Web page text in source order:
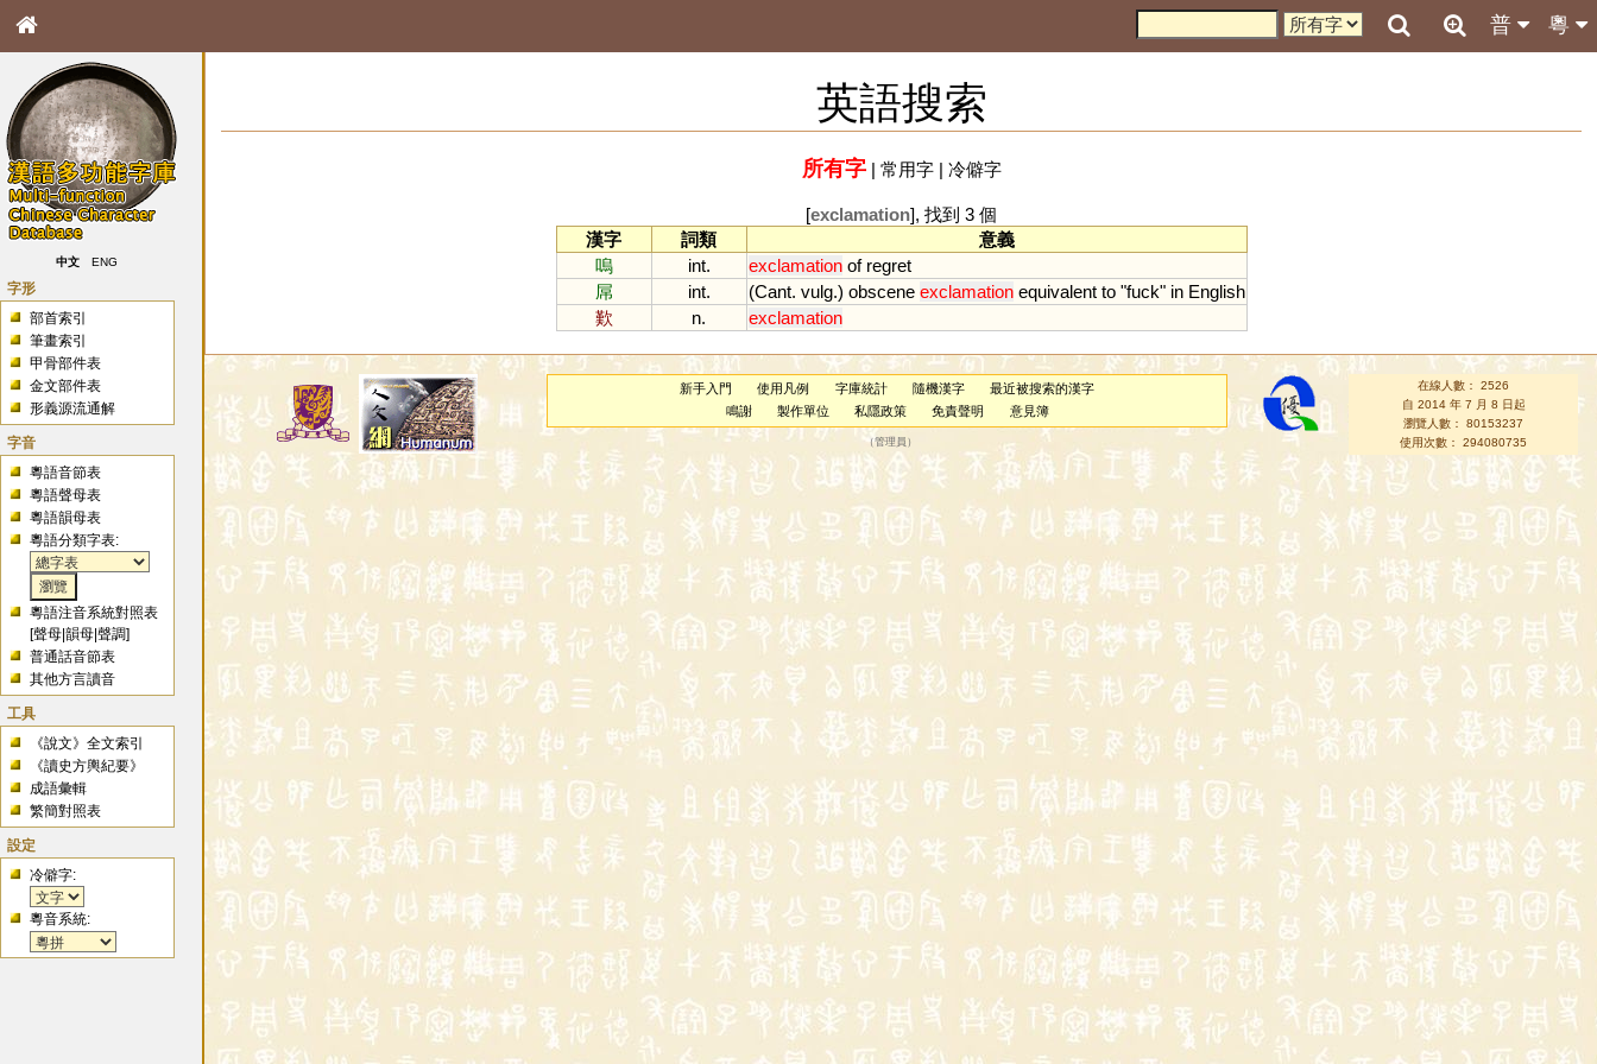
粵
普
中文 ENG
字形
部首索引
筆畫索引
甲骨部件表
金文部件表
形義源流通解
字音
粵語音節表
粵語聲母表
粵語韻母表
粵語分類字表:
粵語注音系統對照表
[聲母 |韻母 |聲調]
普通話音節表
其他方言讀音
工具
《說文》全文索引
《讀史方輿紀要》
成語彙輯
繁簡對照表
設定
冷僻字:
粵音系統:
英語搜索
所有字| 常用字| 冷僻字
[exclamation], 找到 3 個
漢字
詞類
意義
嗚
int. exclamation of regret
屌
int. (Cant. vulg.) obscene exclamation equivalent to"fuck" in English
歎
n. exclamation
新手入門 使用凡例 字庫統計 隨機漢字
最近被搜索的漢字
鳴謝
製作單位 私隱政策 免責聲明 意見簿
（管理員 ）
在線人數： 2526
自 2014 年 7 月 8 日起
瀏覽人數： 80153237
使用次數： 294080735